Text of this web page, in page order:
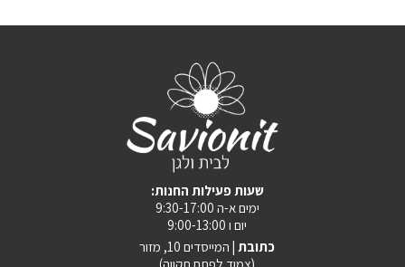
:שעות פעילות החנות
ימים א-ה 9:30-17:00
יום ו 9:00-13:00
כתובת | המייסדים 10, מזור